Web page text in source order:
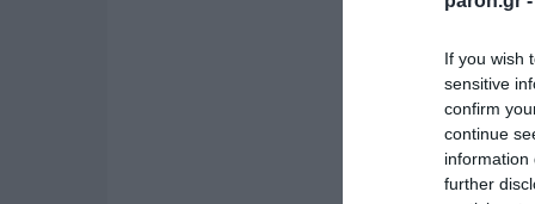
If you wish
sensitive
confirm
continue
information
further